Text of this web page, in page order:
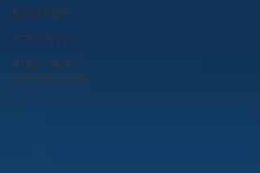
Exportação
Importação
Negociações
internacionais